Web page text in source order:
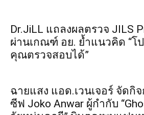
Dr.JiLL แถลงผลตรวจ JILS
ผ่านเกณฑ์ อย. ย้ำแนวคิด “
คุณตรวจสอบได้”
ฉายแสง แอด.เวนเจอร์ จัดกิ
ซีฟ Joko Anwar ผู้กำกับ